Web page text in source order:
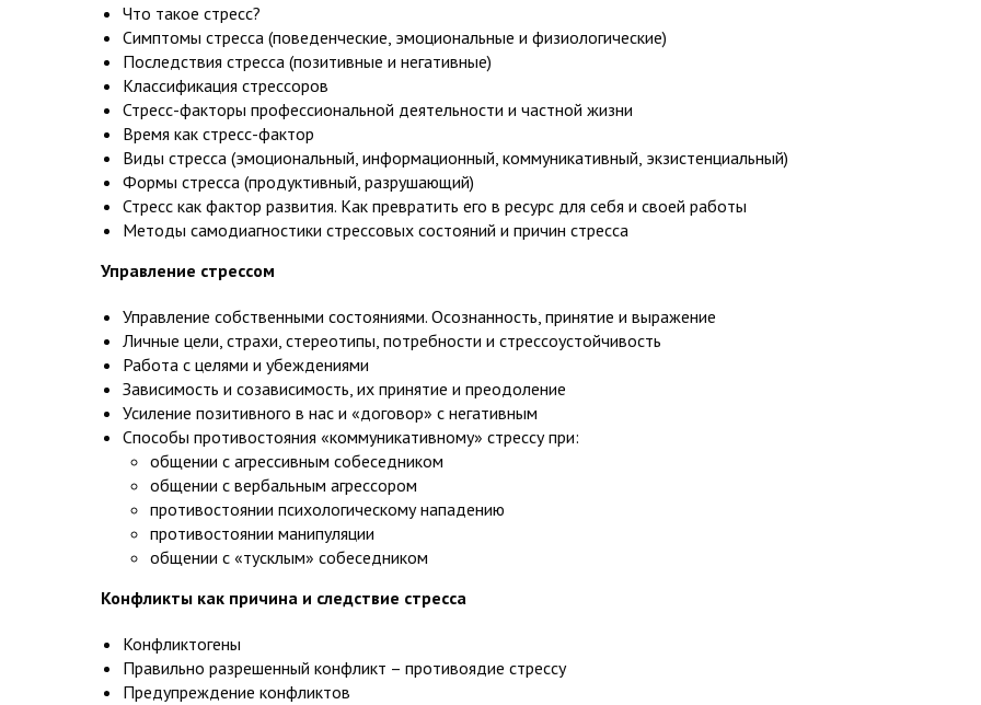
Что такое стресс?
Симптомы стресса (поведенческие, эмоциональные и физиологические)
Последствия стресса (позитивные и негативные)
Классификация стрессоров
Стресс-факторы профессиональной деятельности и частной жизни
Время как стресс-фактор
Виды стресса (эмоциональный, информационный, коммуникативный, экзистенциальный)
Формы стресса (продуктивный, разрушающий)
Стресс как фактор развития. Как превратить его в ресурс для себя и своей работы
Методы самодиагностики стрессовых состояний и причин стресса
Управление стрессом
Управление собственными состояниями. Осознанность, принятие и выражение
Личные цели, страхи, стереотипы, потребности и стрессоустойчивость
Работа с целями и убеждениями
Зависимость и созависимость, их принятие и преодоление
Усиление позитивного в нас и «договор» с негативным
Способы противостояния «коммуникативному» стрессу при:
общении с агрессивным собеседником
общении с вербальным агрессором
противостоянии психологическому нападению
противостоянии манипуляции
общении с «тусклым» собеседником
Конфликты как причина и следствие стресса
Конфликтогены
Правильно разрешенный конфликт – противоядие стрессу
Предупреждение конфликтов